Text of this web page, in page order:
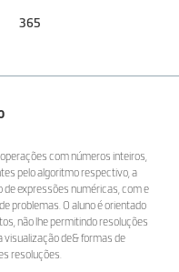
365
com números inteiros,
pelo algoritmo respectivo, a
expressões numéricas, com e
problemas. O aluno é orientado
não lhe permitindo resoluções
visualização de& formas de
resoluções.